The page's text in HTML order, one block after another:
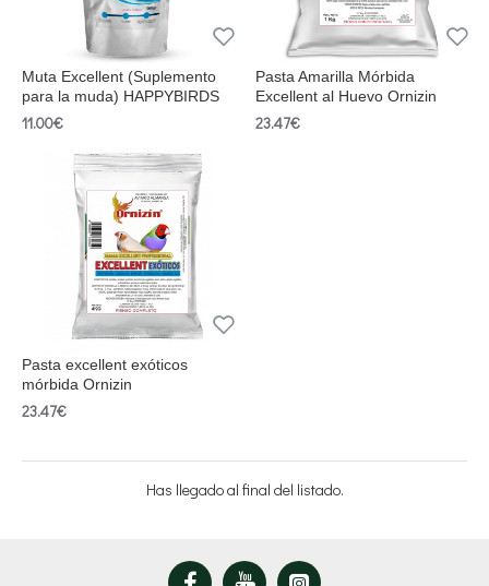
Muta Excellent (Suplemento
para la muda) HAPPYBIRDS
11.00€
Pasta Amarilla Mórbida
Excellent al Huevo Ornizin
23.47€
Pasta excellent exóticos
mórbida Ornizin
23.47€
Has llegado al final del listado.